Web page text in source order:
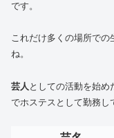
です。
これだけ多くの場所での
ね。
芸人 としての活動を始め
でホステスとして勤務し